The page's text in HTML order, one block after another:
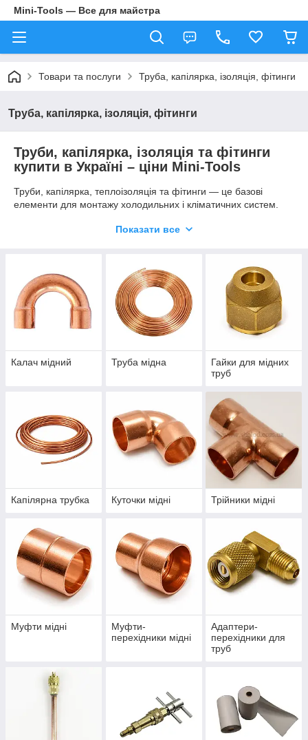
Mini-Tools — Все для майстра
Товари та послуги Труба, капілярка, ізоляція, фітинги
Труба, капілярка, ізоляція, фітинги
Труби, капілярка, ізоляція та фітинги
купити в Україні – ціни Mini-Tools
Труби, капілярка, теплоізоляція та фітинги — це базові
елементи для монтажу холодильних і кліматичних систем.
, інтернет-магазинMini-Tools
У каталозіMini-Tools ви можетекупити труби медні,
капілярні трубки та комплектуючі для професійного і
побутового використання.
Показати все
Калач мідний Труба мідна
Гайки для мідних
труб
Капілярна трубка Куточки мідні Трійники мідні
Муфти мідні
Муфти-
перехідники мідні
Адаптери-
перехідники для
труб